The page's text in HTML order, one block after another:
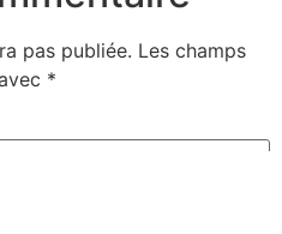
pas publiée. Les champs
*